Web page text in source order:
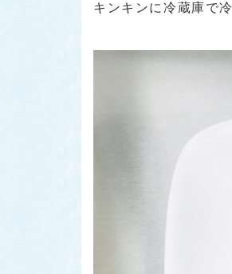
キンキンに冷蔵庫で